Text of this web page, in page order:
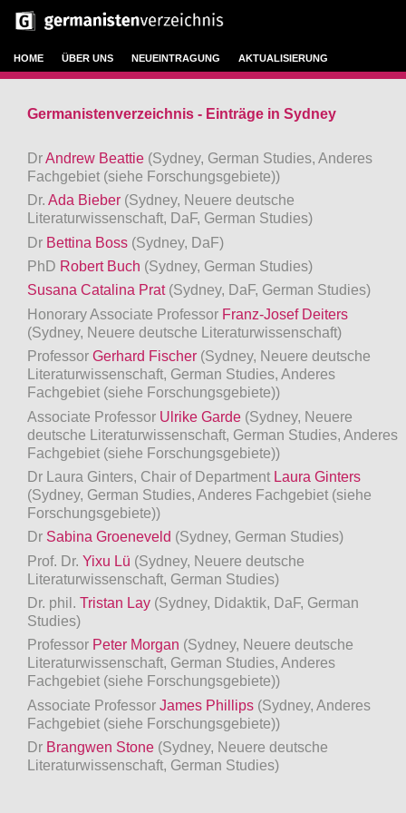
HOME ÜBER UNS NEUEINTRAGUNG AKTUALISIERUNG
Germanistenverzeichnis - Einträge in Sydney
DrAndrew Beattie (Sydney, German Studies, Anderes
Fachgebiet (siehe Forschungsgebiete))
Dr. Ada Bieber (Sydney, Neuere deutsche
Literaturwissenschaft, DaF, German Studies)
Dr Bettina Boss (Sydney, DaF)
PhD Robert Buch (Sydney, German Studies)
Susana Catalina Prat (Sydney, DaF, German Studies)
Honorary Associate Professor Franz-Josef Deiters
(Sydney, Neuere deutsche Literaturwissenschaft)
Professor Gerhard Fischer (Sydney, Neuere deutsche
Literaturwissenschaft, German Studies, Anderes
Fachgebiet (siehe Forschungsgebiete))
Associate Professor Ulrike Garde (Sydney, Neuere
deutsche Literaturwissenschaft, German Studies, Anderes
Fachgebiet (siehe Forschungsgebiete))
Dr Laura Ginters, Chair of Department Laura Ginters
(Sydney, German Studies, Anderes Fachgebiet (siehe
Forschungsgebiete))
Dr Sabina Groeneveld (Sydney, German Studies)
Prof. Dr. Yixu Lü (Sydney, Neuere deutsche
Literaturwissenschaft, German Studies)
Dr. phil. Tristan Lay (Sydney, Didaktik, DaF, German
Studies)
Professor Peter Morgan (Sydney, Neuere deutsche
Literaturwissenschaft, German Studies, Anderes
Fachgebiet (siehe Forschungsgebiete))
Associate Professor James Phillips (Sydney, Anderes
Fachgebiet (siehe Forschungsgebiete))
Dr Brangwen Stone (Sydney, Neuere deutsche
Literaturwissenschaft, German Studies)